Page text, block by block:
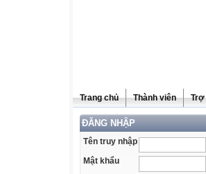
Trang chủ Thành viên Trợ
ĐĂNG NHẬP
Tên truy nhập
Mật khẩu